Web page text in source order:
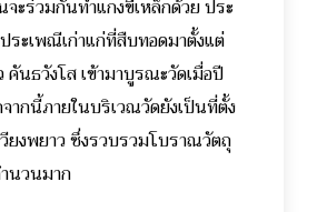
จะร่วมกันทำแกงขี้เหล็กด้วย ประ
ระเพณีเก่าแก่ที่สืบทอดมาตั้งแต่
นธวังโส เข้ามาบูรณะวัดเมื่อปี
ากนี้ภายในบริเวณวัดยังเป็นที่ตั้ง
งพยาว ซึ่งรวบรวมโบราณวัตถุ
นวนมาก